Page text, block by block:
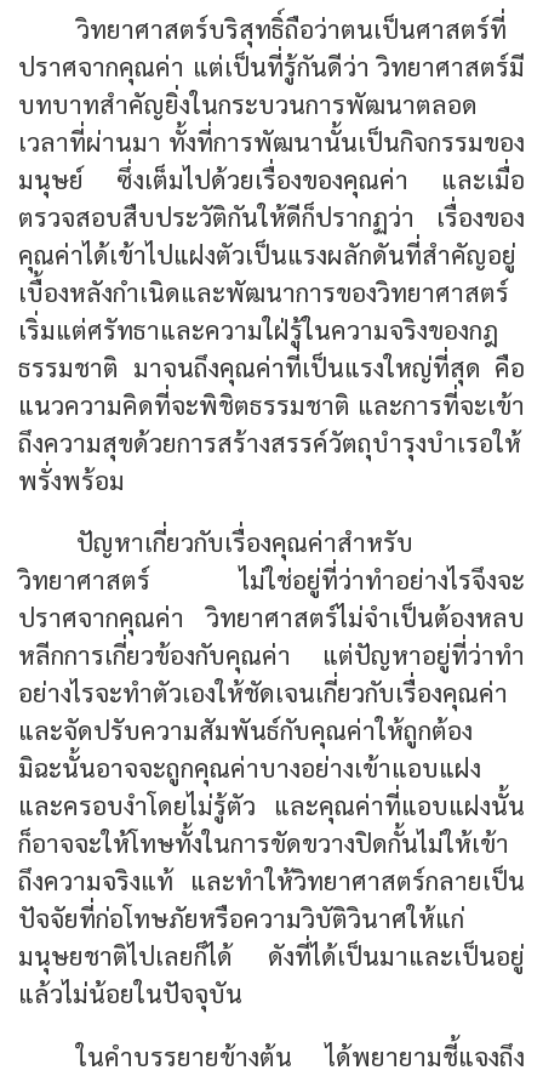
วิทยาศาสตร์บริสุทธิ์ถือว่าตนเป็นศาสตร์ที่
ปราศจากคุณค่า แต่เป็นที่รู้กันดีว่า วิทยาศาสตร์มี
บทบาทสำคัญยิ่งในกระบวนการพัฒนาตลอด
เวลาที่ผ่านมา ทั้งที่การพัฒนานั้นเป็นกิจกรรมของ
มนุษย์ ซึ่งเต็มไปด้วยเรื่องของคุณค่า และเมื่อ
ตรวจสอบสืบประวัติกันให้ดีก็ปรากฏว่า เรื่องของ
คุณค่าได้เข้าไปแฝงตัวเป็นแรงผลักดันที่สำคัญอยู่
เบื้องหลังกำเนิดและพัฒนาการของวิทยาศาสตร์
เริ่มแต่ศรัทธาและความใฝ่รู้ในความจริงของกฎ
ธรรมชาติ มาจนถึงคุณค่าที่เป็นแรงใหญ่ที่สุด คือ
แนวความคิดที่จะพิชิตธรรมชาติ และการที่จะเข้า
ถึงความสุขด้วยการสร้าง​สรรค์วัตถุบำรุงบำเรอให้
พรั่งพร้อม
ปัญหาเกี่ยวกับเรื่องคุณค่าสำหรับ
วิทยาศาสตร์ ไม่ใช่อยู่ที่ว่าทำอย่างไรจึงจะ
ปราศจากคุณค่า วิทยาศาสตร์ไม่จำเป็นต้องหลบ
หลีกการเกี่ยวข้องกับคุณค่า แต่ปัญหาอยู่ที่ว่าทำ
อย่างไรจะทำตัวเองให้ชัดเจนเกี่ยวกับเรื่องคุณค่า
และจัดปรับความสัมพันธ์กับคุณค่าให้ถูกต้อง
มิ⁠ฉะนั้นอาจจะถูกคุณค่าบางอย่างเข้าแอบแฝง
และครอบงำโดยไม่รู้ตัว และคุณค่าที่แอบแฝงนั้น
ก็อาจจะให้โทษทั้งในการขัดขวางปิดกั้นไม่ให้เข้า
ถึงความจริงแท้ และทำให้วิทยาศาสตร์กลายเป็น
ปัจจัยที่ก่อโทษภัยหรือความวิบัติวินาศให้แก่
มนุษยชาติไปเลยก็ได้ ดังที่ได้เป็นมาและเป็นอยู่
แล้วไม่น้อยในปัจจุบัน
ในคำบรรยายข้างต้น ได้พยายามชี้แจงถึง